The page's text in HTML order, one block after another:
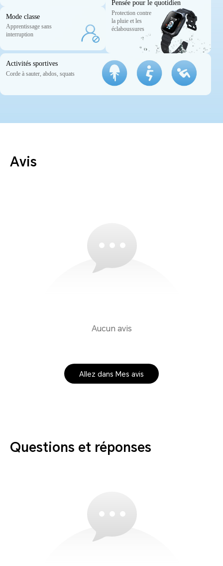
Mode classe
Apprentissage sans
interruption
Pensée pour le quotidien
Protection contre
la pluie et les
éclaboussures
Activités sportives
Corde à sauter, abdos, squats
Avis
Aucun avis
Allez dans Mes avis
Questions et réponses